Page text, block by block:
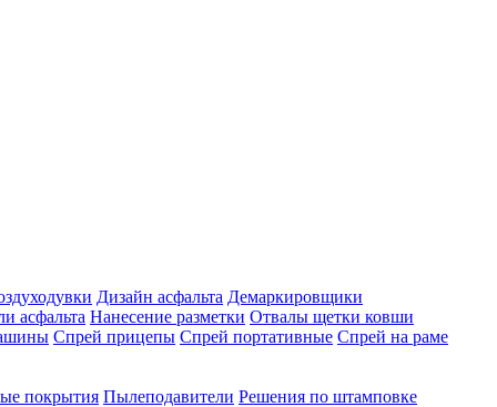
Дизайн асфальта Демаркировщики
асфальта Нанесение разметки Отвалы щетки ковши
Спрей прицепы Спрей портативные Спрей на раме
покрытия Пылеподавители Решения по штамповке